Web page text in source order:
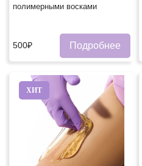
полимерными восками
500₽ Подробнее
ХИТ